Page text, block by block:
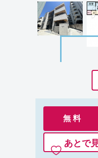
無 料
あとで